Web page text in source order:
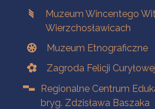
Muzeum Wincentego
Wierzchosławicach
Muzeum Etnograficzne
Zagroda Felicji
Regionalne Centrum
bryg. Zdzisława Baszaka